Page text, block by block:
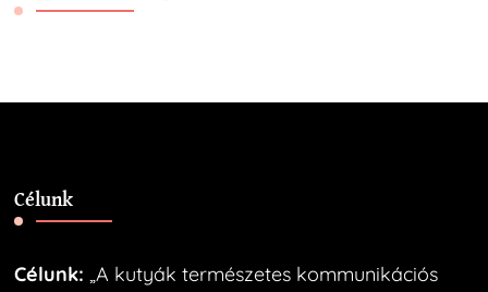
Célunk
Célunk: „A kutyák természetes kommunikációs